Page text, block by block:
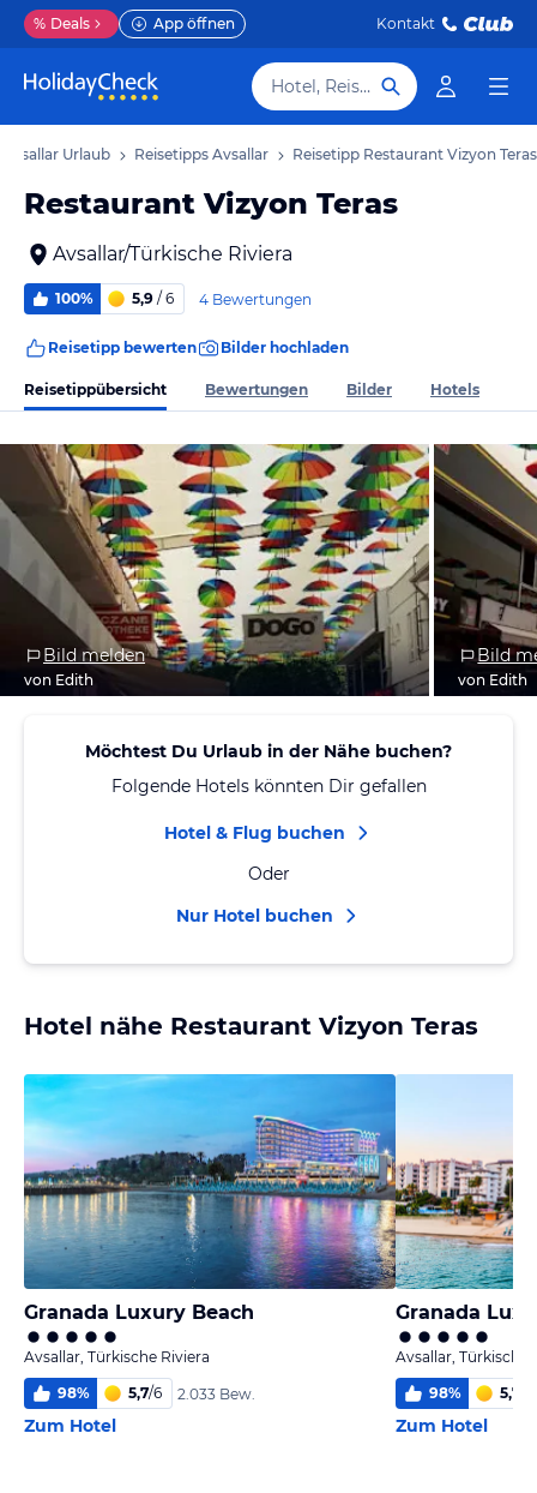
% Deals App öffnen Kontakt
Hotel, Reiseziel
Avsallar Urlaub Reisetipps Avsallar Reisetipp Restaurant Vizyon Teras
Restaurant Vizyon Teras
Avsallar/Türkische Riviera
100% 5,9 / 6 4 Bewertungen
Reisetipp bewerten Bilder hochladen
Reisetippübersicht Bewertungen Bilder Hotels
Bild melden
von Edith
Bild
von Edith
Möchtest Du Urlaub in der Nähe buchen?
Folgende Hotels könnten Dir gefallen
Hotel & Flug buchen
Oder
Nur Hotel buchen
Hotel nähe Restaurant Vizyon Teras
Granada Luxury Beach
Avsallar, Türkische Riviera
98% 5,7/6 2.033 Bew.
Zum Hotel
Granada
Avsallar, Türkische
98% 5,7
Zum Hotel